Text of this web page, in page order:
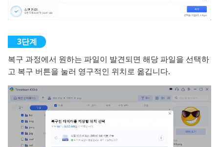
복구 과정에서 원하는 파일이 발견되면 해당 파일을 선택하
고 복구 버튼을 눌러 영구적인 위치로 옮깁니다.